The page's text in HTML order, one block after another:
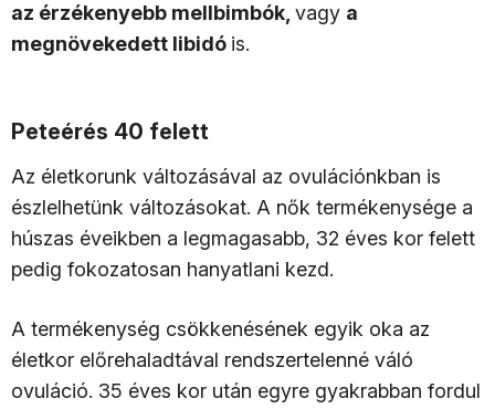
az érzékenyebb mellbimbók, vagy a
megnövekedett libidó is.
Peteérés 40 felett
Az életkorunk változásával az ovulációnkban is
észlelhetünk változásokat. A nők termékenysége a
húszas éveikben a legmagasabb, 32 éves kor felett
pedig fokozatosan hanyatlani kezd.
A termékenység csökkenésének egyik oka az
életkor előrehaladtával rendszertelenné váló
ovuláció. 35 éves kor után egyre gyakrabban fordul